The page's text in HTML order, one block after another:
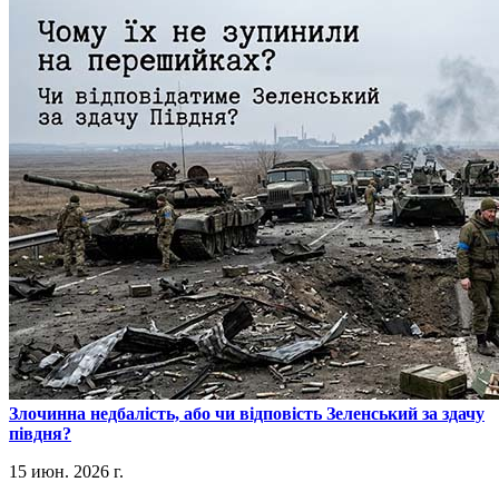
​Злочинна недбалість, або чи відповість Зеленський за здачу
півдня?
15 июн. 2026 г.